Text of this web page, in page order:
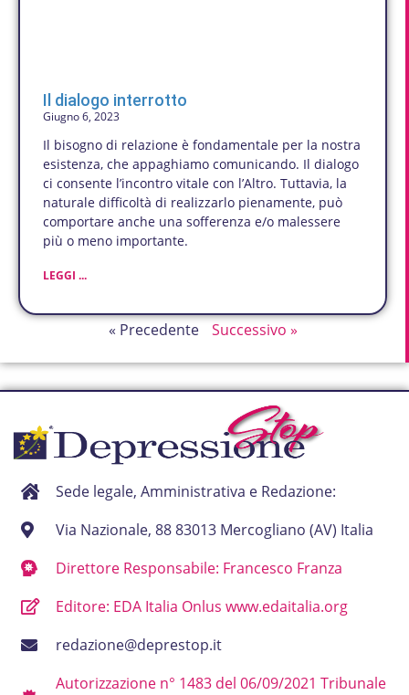
Il dialogo interrotto
Giugno 6, 2023
Il bisogno di relazione è fondamentale per la nostra
esistenza, che appaghiamo comunicando. Il dialogo
ci consente l’incontro vitale con l’Altro. Tuttavia, la
naturale difficoltà di realizzarlo pienamente, può
comportare anche una sofferenza e/o malessere
più o meno importante.
LEGGI ...
« Precedente Successivo »
Sede legale, Amministrativa e Redazione:
Via Nazionale, 88 83013 Mercogliano (AV) Italia
Direttore Responsabile: Francesco Franza
Editore: EDA Italia Onlus www.edaitalia.org
redazione@deprestop.it
Autorizzazione n° 1483 del 06/09/2021 Tribunale